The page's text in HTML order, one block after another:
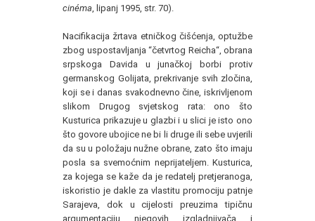
cinéma , lipanj 1995, str. 70).
Nacifikacija žrtava etničkog čišćenja, optužbe
zbog uspostavljanja “četvrtog Reicha“, obrana
srpskoga Davida u junačkoj borbi protiv
germanskog Golijata, prekrivanje svih zločina,
koji se i danas svakodnevno čine, iskrivljenom
slikom Drugog svjetskog rata: ono što
Kusturica prikazuje u glazbi i u slici je isto ono
što govore ubojice ne bi li druge ili sebe uvjerili
da su u položaju nužne obrane, zato što imaju
posla sa svemoćnim neprijateljem. Kusturica,
za kojega se kaže da je redatelj pretjeranoga,
iskoristio je dakle za vlastitu promociju patnje
Sarajeva, dok u cijelosti preuzima tipičnu
argumentaciju njegovih izgladnjivača i